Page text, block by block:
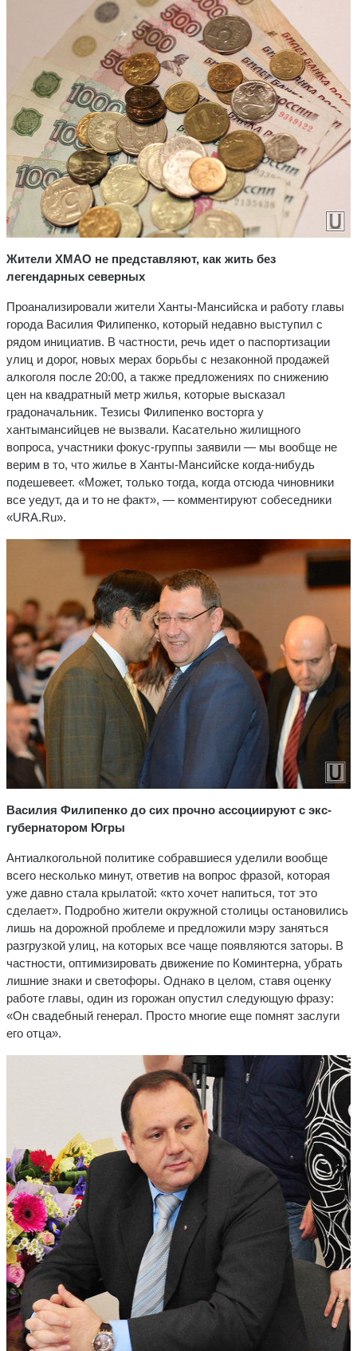
Жители ХМАО не представляют, как жить без
легендарных северных
Проанализировали жители Ханты-Мансийска и работу главы
города Василия Филипенко, который недавно выступил с
рядом инициатив. В частности, речь идет о паспортизации
улиц и дорог, новых мерах борьбы с незаконной продажей
алкоголя после 20:00, а также предложениях по снижению
цен на квадратный метр жилья, которые высказал
градоначальник. Тезисы Филипенко восторга у
хантымансийцев не вызвали. Касательно жилищного
вопроса, участники фокус-группы заявили — мы вообще не
верим в то, что жилье в Ханты-Мансийске когда-нибудь
подешевеет. «Может, только тогда, когда отсюда чиновники
все уедут, да и то не факт», — комментируют собеседники
«URA.Ru».
Василия Филипенко до сих прочно ассоциируют с экс-
губернатором Югры
Антиалкогольной политике собравшиеся уделили вообще
всего несколько минут, ответив на вопрос фразой, которая
уже давно стала крылатой: «кто хочет напиться, тот это
сделает». Подробно жители окружной столицы остановились
лишь на дорожной проблеме и предложили мэру заняться
разгрузкой улиц, на которых все чаще появляются заторы. В
частности, оптимизировать движение по Коминтерна, убрать
лишние знаки и светофоры. Однако в целом, ставя оценку
работе главы, один из горожан опустил следующую фразу:
«Он свадебный генерал. Просто многие еще помнят заслуги
его отца».